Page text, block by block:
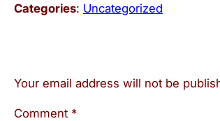
Categories: Uncategorized
Your email address will not be
Comment *